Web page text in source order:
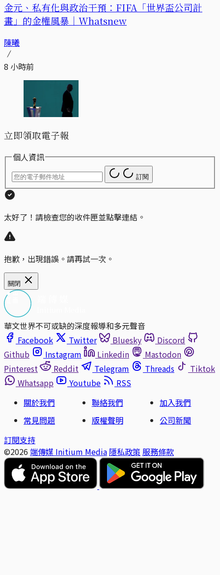
金元、私有化與政治干預：FIFA「世界盃公司計
畫」的金權風暴｜Whatsnew
陳曦
8 小時前
立即領取電子報
個人資訊
訂閱
太好了！請檢查您的收件匣並點擊連結。
抱歉，出現錯誤。請再試一次。
關閉
華文世界不可或缺的深度報導和多元聲音
Facebook
Twitter Bluesky
Discord
Github
Instagram Linkedin
Mastodon
Pinterest
Reddit Telegram Threads
Tiktok
Whatsapp
Youtube
RSS
關於我們
聯絡我們
加入我們
常見問題
版權聲明
公司新聞
訂閱支持
©2026 端傳媒 Initium Media 隱私政策 服務條款